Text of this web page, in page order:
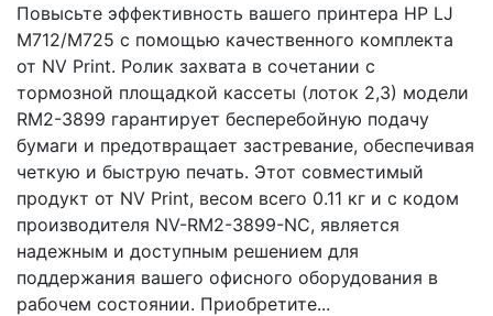
Повысьте эффективность вашего принтера HP LJ
M712/M725 с помощью качественного комплекта
от NV Print. Ролик захвата в сочетании с
тормозной площадкой кассеты (лоток 2,3) модели
RM2-3899 гарантирует бесперебойную подачу
бумаги и предотвращает застревание, обеспечивая
четкую и быструю печать. Этот совместимый
продукт от NV Print, весом всего 0.11 кг и с кодом
производителя NV-RM2-3899-NC, является
надежным и доступным решением для
поддержания вашего офисного оборудования в
рабочем состоянии. Приобретите...